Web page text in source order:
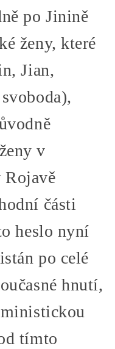
po Jinině
ženy, které
Jian,
v
Rojavě
části
heslo nyní
po celé
hnutí,
tímto